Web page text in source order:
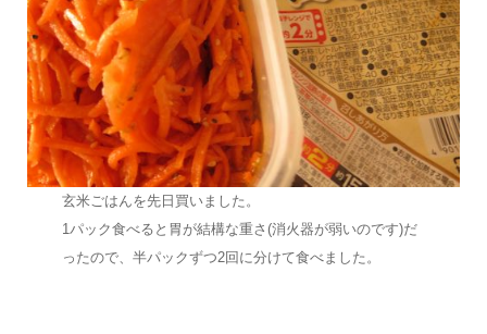
玄米ごはんを先日買いました。
1パック食べると胃が結構な重さ(消火器が弱いのです)だ
ったので、半パックずつ2回に分けて食べました。